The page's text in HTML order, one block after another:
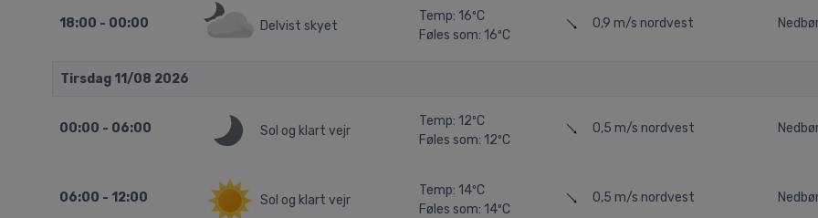
18:00 - 00:00 Delvist skyet
Temp: 16ºC
Føles som: 16ºC
0,9 m/s nordvest
Tirsdag 11/08 2026
00:00 - 06:00 Sol og klart vejr
Temp: 12ºC
Føles som: 12ºC
0,5 m/s nordvest
06:00 - 12:00 Sol og klart vejr
Temp: 14ºC
Føles som: 14ºC
0,5 m/s nordvest